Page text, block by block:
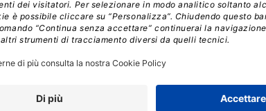
Nvidia lancia sul mercato la Quadro M6000
scheda grafica concepita, testata e certificata per un
FRANCESCO DESTRI